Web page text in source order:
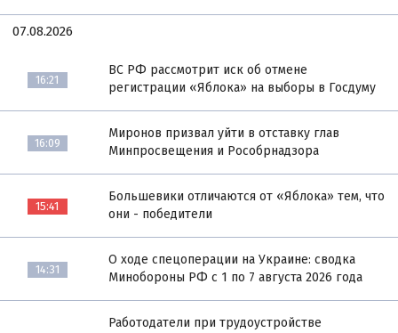
07.08.2026
16:21
ВС РФ рассмотрит иск об отмене
регистрации «Яблока» на выборы в Госдуму
16:09
Миронов призвал уйти в отставку глав
Минпросвещения и Рособрнадзора
15:41
Большевики отличаются от «Яблока» тем, что
они - победители
14:31
О ходе спецоперации на Украине: сводка
Минобороны РФ с 1 по 7 августа 2026 года
Работодатели при трудоустройстве